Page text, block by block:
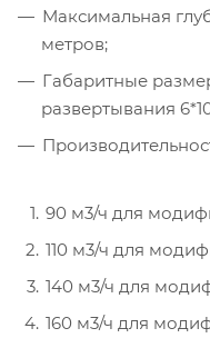
Максимальная
метров;
Габаритные
развертывания
90 м3/ч для
110 м3/ч для
140 м3/ч для
160 м3/ч для